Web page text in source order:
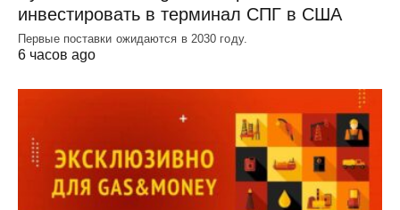
инвестировать в терминал СПГ в США
Первые поставки ожидаются в 2030 году.
6 часов ago